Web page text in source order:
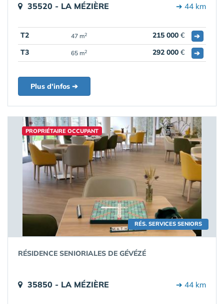
35520 - LA MÉZIÈRE ➔ 44 km
T2 47 m2 215 000 €
➔
T3
65 m2 292 000 € ➔
Plus d'infos ➔
RÉS. SERVICES SENIORS
PROPRIÉTAIRE OCCUPANT
RÉSIDENCE SENIORIALES DE GÉVÉZÉ
35850 - LA MÉZIÈRE ➔ 44 km